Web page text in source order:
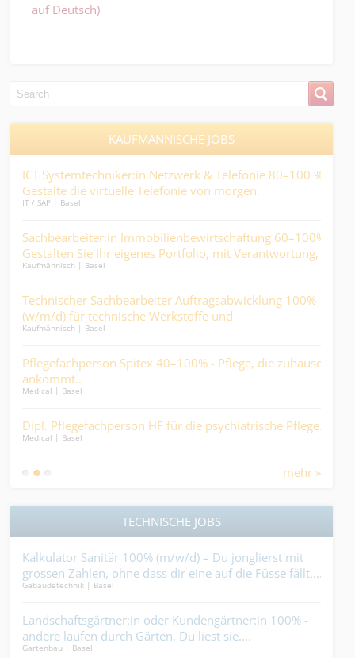
auf Deutsch)
KAUFMÄNNISCHE JOBS
ICT Systemtechniker:in Netzwerk & Telefonie 80–100 % -
Gestalte die virtuelle Telefonie von morgen.
IT / SAP | Basel
Sachbearbeiter:in Immobilienbewirtschaftung 60–100% -
Gestalten Sie Ihr eigenes Portfolio, mit Verantwortung,
Abwechslung und direktem Kundenkontakt.
Kaufmännisch | Basel
Technischer Sachbearbeiter Auftragsabwicklung 100%
(w/m/d) für technische Werkstoffe und
Industrieprodukte.
Kaufmännisch | Basel
Pflegefachperson Spitex 40–100% - Pflege, die zuhause
ankommt..
Medical | Basel
Dipl. Pflegefachperson HF für die psychiatrische Pflege.
Medical | Basel
mehr »
TECHNISCHE JOBS
Kalkulator Sanitär 100% (m/w/d) – Du jonglierst mit
grossen Zahlen, ohne dass dir eine auf die Füsse fällt....
Gebäudetechnik | Basel
Landschaftsgärtner:in oder Kundengärtner:in 100% -
andere laufen durch Gärten. Du liest sie....
Gartenbau | Basel